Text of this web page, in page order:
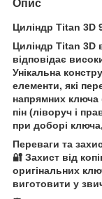
Опис
Циліндр Titan 3D
Циліндр Titan 3D
відповідає
Унікальна
елементи, які
напрямних ключа
пін (ліворуч і
при доборі
Переваги та
🔐 Захист від
оригінальних
виготовити у